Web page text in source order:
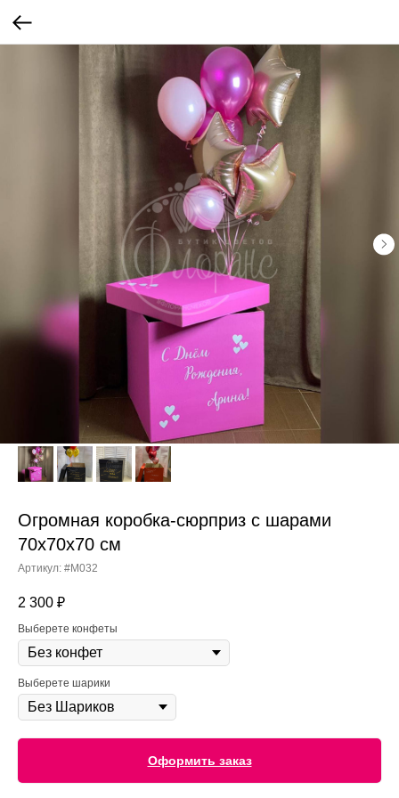
Огромная коробка-сюрприз с шарами
70х70х70 см
Артикул: #M032
2 300 ₽
Выберете конфеты
Выберете шарики
Оформить заказ